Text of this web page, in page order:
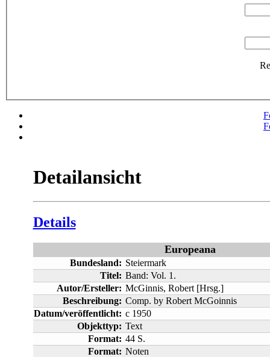
Detailansicht
Details
Europeana
Bundesland: Steiermark
Titel: Band: Vol. 1.
Autor/Ersteller: McGinnis, Robert [Hrsg.]
Beschreibung: Comp. by Robert McGoinnis
Datum/veröffentlicht: c 1950
Objekttyp: Text
Format: 44 S.
Format: Noten